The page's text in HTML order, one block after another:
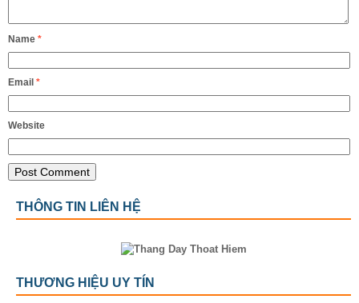
Name *
Email *
Website
THÔNG TIN LIÊN HỆ
THƯƠNG HIỆU UY TÍN